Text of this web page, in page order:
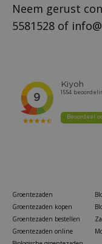
Neem gerust
5581528 of
Groentezaden
Groentezaden kopen
Groentezaden bestellen
Groentezaden online